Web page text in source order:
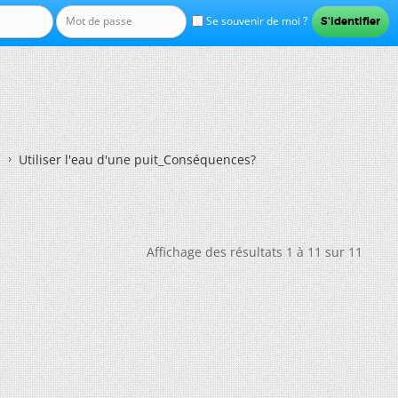
Se souvenir de moi ?
Utiliser l'eau d'une puit_Conséquences?
Affichage des résultats 1 à 11 sur 11